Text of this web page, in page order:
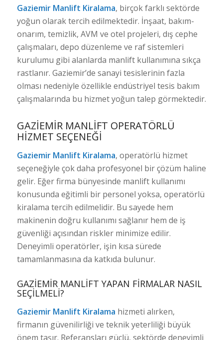
Gaziemir Manlift Kiralama, birçok farklı sektörde
yoğun olarak tercih edilmektedir. İnşaat, bakım-
onarım, temizlik, AVM ve otel projeleri, dış cephe
çalışmaları, depo düzenleme ve raf sistemleri
kurulumu gibi alanlarda manlift kullanımına sıkça
rastlanır. Gaziemir’de sanayi tesislerinin fazla
olması nedeniyle özellikle endüstriyel tesis bakım
çalışmalarında bu hizmet yoğun talep görmektedir.
GAZIEMIR MANLIFT OPERATÖRLÜ
HIZMET SEÇENEĞI
Gaziemir Manlift Kiralama, operatörlü hizmet
seçeneğiyle çok daha profesyonel bir çözüm haline
gelir. Eğer firma bünyesinde manlift kullanımı
konusunda eğitimli bir personel yoksa, operatörlü
kiralama tercih edilmelidir. Bu sayede hem
makinenin doğru kullanımı sağlanır hem de iş
güvenliği açısından riskler minimize edilir.
Deneyimli operatörler, işin kısa sürede
tamamlanmasına da katkıda bulunur.
GAZIEMIR MANLIFT YAPAN FIRMALAR NASIL
SEÇILMELI?
Gaziemir Manlift Kiralama hizmeti alırken,
firmanın güvenilirliği ve teknik yeterliliği büyük
önem taşır. Referansları güçlü, sektörde deneyimli